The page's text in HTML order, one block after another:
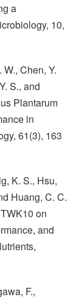
a
10,
Chen, Y.
S., and
Plantarum
in
61(3), 163
K. S., Hsu,
Huang, C. C.
on
and
F.,